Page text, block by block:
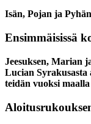
Isän, Pojan ja
Ensimmäisissä
Jeesuksen, Marian
Lucian Syrakusasta
teidän vuoksi